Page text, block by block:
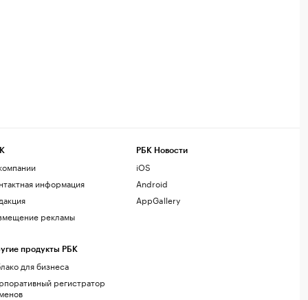
информация
рекламы
продукты РБК
для бизнеса
регистратор
РБК Новости
iOS
Android
AppGallery